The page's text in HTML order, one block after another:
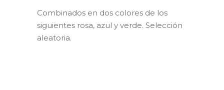
Combinados en dos colores de los
siguientes rosa, azul y verde. Selección
aleatoria.